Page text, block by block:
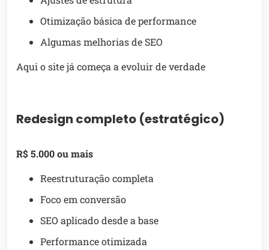
Otimização básica de performance
Algumas melhorias de SEO
Aqui o site já começa a evoluir de verdade
Redesign completo (estratégico)
R$ 5.000 ou mais
Reestruturação completa
Foco em conversão
SEO aplicado desde a base
Performance otimizada